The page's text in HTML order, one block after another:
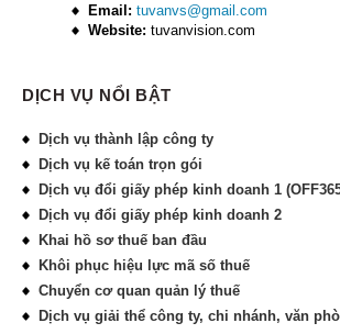
Email: tuvanvs@gmail.com
Website: tuvanvision.com
DỊCH VỤ NỔI BẬT
Dịch vụ thành lập công ty
Dịch vụ kế toán trọn gói
Dịch vụ đổi giấy phép kinh doanh 1
Dịch vụ đổi giấy phép kinh doanh 2
Khai hồ sơ thuế ban đầu
Khôi phục hiệu lực mã số thuế
Chuyển cơ quan quản lý thuế
Dịch vụ giải thể công ty, chi nhánh, văn